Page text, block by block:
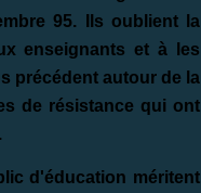
95. Ils oublient la
enseignants et à les
précédent autour de la
de résistance qui ont
d'éducation méritent